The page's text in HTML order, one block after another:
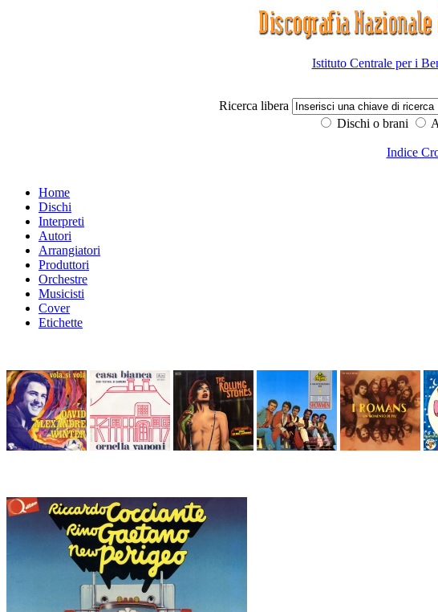
Istituto Centrale per i
Ricerca libera
Dischi o brani
Indice
Home
Dischi
Interpreti
Autori
Arrangiatori
Produttori
Orchestre
Musicisti
Cover
Etichette